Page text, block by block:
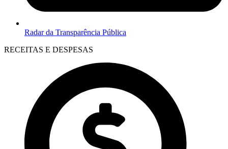
Radar da Transparência Pública
RECEITAS E DESPESAS